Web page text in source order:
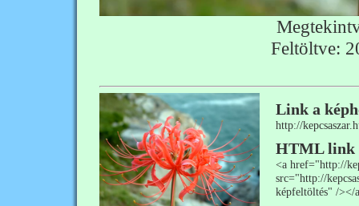
Feltöltve:
Link a
http://
HTML link
<a href="http://
src="http://
képfeltöltés" /></